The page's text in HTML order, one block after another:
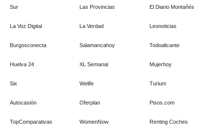
Sur Las Provincias El Diario Montañés
La Voz Digital La Verdad Leonoticias
Burgosconecta Salamancahoy Todoalicante
Huelva 24 XL Semanal Mujerhoy
Six Welife Turium
Autocasión Oferplan Pisos.com
TopComparativas WomenNow Renting Coches